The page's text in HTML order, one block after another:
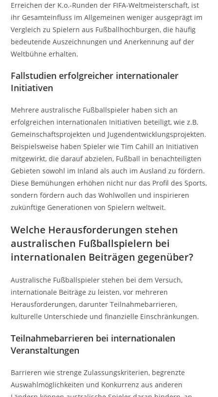
Erreichen der K.o.-Runden der FIFA-Weltmeisterschaft, ist
ihr Gesamteinfluss im Allgemeinen weniger ausgeprägt im
Vergleich zu Spielern aus Fußballhochburgen, die häufig
bedeutende Auszeichnungen und Anerkennung auf der
Weltbühne erhalten.
Fallstudien erfolgreicher internationaler
Initiativen
Mehrere australische Fußballspieler haben sich an
erfolgreichen internationalen Initiativen beteiligt, wie z.B.
Gemeinschaftsprojekten und Jugendentwicklungsprojekten.
Beispielsweise haben Spieler wie Tim Cahill an Initiativen
mitgewirkt, die darauf abzielen, Fußball in benachteiligten
Gebieten sowohl im Inland als auch im Ausland zu fördern.
Diese Bemühungen erhöhen nicht nur das Profil des Sports,
sondern fördern auch das Wohlwollen und inspirieren
zukünftige Generationen von Spielern weltweit.
Welche Herausforderungen stehen
australischen Fußballspielern bei
internationalen Beiträgen gegenüber?
Australische Fußballspieler stehen bei dem Versuch,
internationale Beiträge zu leisten, vor mehreren
Herausforderungen, darunter Teilnahmebarrieren,
kulturelle Unterschiede und finanzielle Einschränkungen.
Teilnahmebarrieren bei internationalen
Veranstaltungen
Barrieren wie strenge Zulassungskriterien, begrenzte
Auswahlmöglichkeiten und Konkurrenz aus anderen